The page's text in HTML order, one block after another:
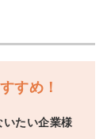
すめ！
いたい企業様